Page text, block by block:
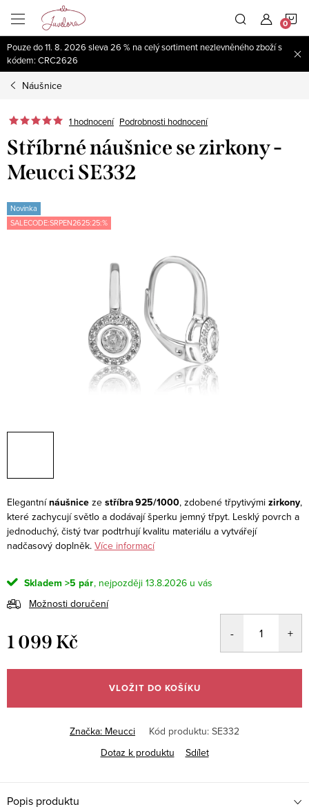
obsah
Pouze do 11. 8. 2026 sleva 26 % na celý sortiment nezlevněného zboží s
kódem: CRC2626
Náušnice
1 hodnocení Podrobnosti hodnocení
Stříbrné náušnice se zirkony -
Meucci SE332
Novinka
SALECODE:SRPEN2625:25:%
Elegantnínáušnice ze stříbra 925/1000, zdobené třpytivými zirkony,
které zachycují světlo a dodávají šperku jemný třpyt. Lesklý povrch a
jednoduchý, čistý tvar podtrhují kvalitu materiálu a vytvářejí
nadčasový doplněk. Více informací
Skladem >5 pár
13.8.2026
Možnosti doručení
1 099 Kč
cena:
VLOŽIT DO KOŠÍKU
Značka: Meucci Kód produktu: SE332
Dotaz k produktu
Sdílet
Popis produktu